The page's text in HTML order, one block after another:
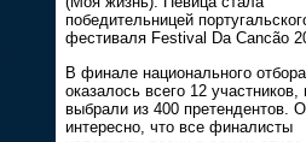
победительницей
фестиваля Festival Da Cancão
В финале национального отбора
оказалось всего 12 участников,
выбрали из 400 претендентов.
интересно, что все финалисты